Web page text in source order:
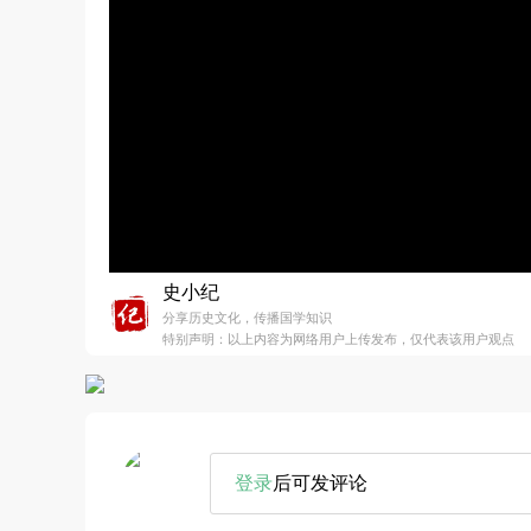
史小纪
分享历史文化，传播国学知识
特别声明：以上内容为网络用户上传发布，仅代表该用户观点
登录后可发评论